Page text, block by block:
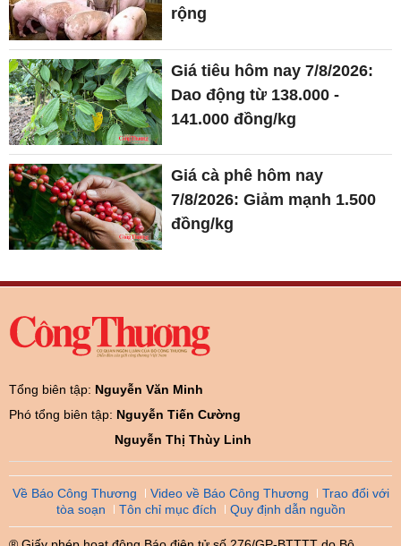
rộng
Giá tiêu hôm nay 7/8/2026:
Dao động từ 138.000 -
141.000 đồng/kg
Giá cà phê hôm nay
7/8/2026: Giảm mạnh 1.500
đồng/kg
Tổng biên tập: Nguyễn Văn Minh
Phó tổng biên tập: Nguyễn Tiến Cường
Nguyễn Thị Thùy Linh
Về Báo Công Thương Video về Báo Công Thương
Trao đổi với
tòa soạn
Tôn chỉ mục đích Quy định dẫn nguồn